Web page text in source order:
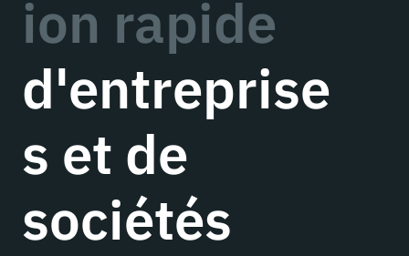
ion rapide
d'entreprise
s et de
sociétés